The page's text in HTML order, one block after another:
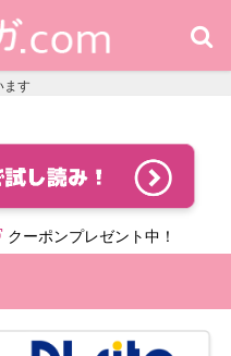
ます
クーポンプレゼント中！